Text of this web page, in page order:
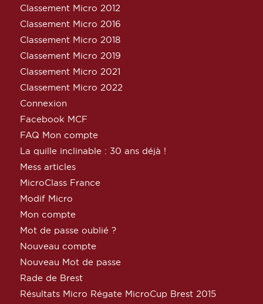
Classement Micro 2012
Classement Micro 2016
Classement Micro 2018
Classement Micro 2019
Classement Micro 2021
Classement Micro 2022
Connexion
Facebook MCF
FAQ Mon compte
La quille inclinable : 30 ans déjà !
Mess articles
MicroClass France
Modif Micro
Mon compte
Mot de passe oublié ?
Nouveau compte
Nouveau Mot de passe
Rade de Brest
Résultats Micro Régate MicroCup Brest 2015